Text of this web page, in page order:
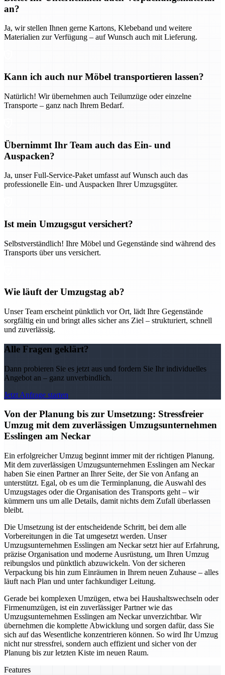
an?
Ja, wir stellen Ihnen gerne Kartons, Klebeband und weitere
Materialien zur Verfügung – auf Wunsch auch mit Lieferung.
Kann ich auch nur Möbel transportieren lassen?
Natürlich! Wir übernehmen auch Teilumzüge oder einzelne
Transporte – ganz nach Ihrem Bedarf.
Übernimmt Ihr Team auch das Ein- und
Auspacken?
Ja, unser Full-Service-Paket umfasst auf Wunsch auch das
professionelle Ein- und Auspacken Ihrer Umzugsgüter.
Ist mein Umzugsgut versichert?
Selbstverständlich! Ihre Möbel und Gegenstände sind während des
Transports über uns versichert.
Wie läuft der Umzugstag ab?
Unser Team erscheint pünktlich vor Ort, lädt Ihre Gegenstände
sorgfältig ein und bringt alles sicher ans Ziel – strukturiert, schnell
und zuverlässig.
Alle Fragen geklärt?
Dann probieren Sie es jetzt aus und fordern Sie Ihr individuelles
Angebot an – ganz unverbindlich.
Jetzt Anfrage starten
Von der Planung bis zur Umsetzung: Stressfreier
Umzug mit dem zuverlässigen Umzugsunternehmen
Esslingen am Neckar
Ein erfolgreicher Umzug beginnt immer mit der richtigen Planung.
Mit dem zuverlässigen Umzugsunternehmen Esslingen am Neckar
haben Sie einen Partner an Ihrer Seite, der Sie von Anfang an
unterstützt. Egal, ob es um die Terminplanung, die Auswahl des
Umzugstages oder die Organisation des Transports geht – wir
kümmern uns um alle Details, damit nichts dem Zufall überlassen
bleibt.
Die Umsetzung ist der entscheidende Schritt, bei dem alle
Vorbereitungen in die Tat umgesetzt werden. Unser
Umzugsunternehmen Esslingen am Neckar setzt hier auf Erfahrung,
präzise Organisation und moderne Ausrüstung, um Ihren Umzug
reibungslos und pünktlich abzuwickeln. Von der sicheren
Verpackung bis hin zum Einräumen in Ihrem neuen Zuhause – alles
läuft nach Plan und unter fachkundiger Leitung.
Gerade bei komplexen Umzügen, etwa bei Haushaltswechseln oder
Firmenumzügen, ist ein zuverlässiger Partner wie das
Umzugsunternehmen Esslingen am Neckar unverzichtbar. Wir
übernehmen die komplette Abwicklung und sorgen dafür, dass Sie
sich auf das Wesentliche konzentrieren können. So wird Ihr Umzug
nicht nur stressfrei, sondern auch effizient und sicher von der
Planung bis zur letzten Kiste im neuen Raum.
Features